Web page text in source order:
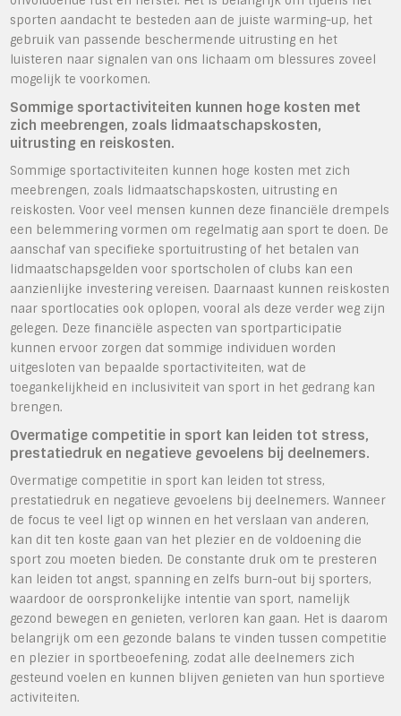
sporten aandacht te besteden aan de juiste warming-up, het
gebruik van passende beschermende uitrusting en het
luisteren naar signalen van ons lichaam om blessures zoveel
mogelijk te voorkomen.
Sommige sportactiviteiten kunnen hoge kosten met
zich meebrengen, zoals lidmaatschapskosten,
uitrusting en reiskosten.
Sommige sportactiviteiten kunnen hoge kosten met zich
meebrengen, zoals lidmaatschapskosten, uitrusting en
reiskosten. Voor veel mensen kunnen deze financiële drempels
een belemmering vormen om regelmatig aan sport te doen. De
aanschaf van specifieke sportuitrusting of het betalen van
lidmaatschapsgelden voor sportscholen of clubs kan een
aanzienlijke investering vereisen. Daarnaast kunnen reiskosten
naar sportlocaties ook oplopen, vooral als deze verder weg zijn
gelegen. Deze financiële aspecten van sportparticipatie
kunnen ervoor zorgen dat sommige individuen worden
uitgesloten van bepaalde sportactiviteiten, wat de
toegankelijkheid en inclusiviteit van sport in het gedrang kan
brengen.
Overmatige competitie in sport kan leiden tot stress,
prestatiedruk en negatieve gevoelens bij deelnemers.
Overmatige competitie in sport kan leiden tot stress,
prestatiedruk en negatieve gevoelens bij deelnemers. Wanneer
de focus te veel ligt op winnen en het verslaan van anderen,
kan dit ten koste gaan van het plezier en de voldoening die
sport zou moeten bieden. De constante druk om te presteren
kan leiden tot angst, spanning en zelfs burn-out bij sporters,
waardoor de oorspronkelijke intentie van sport, namelijk
gezond bewegen en genieten, verloren kan gaan. Het is daarom
belangrijk om een gezonde balans te vinden tussen competitie
en plezier in sportbeoefening, zodat alle deelnemers zich
gesteund voelen en kunnen blijven genieten van hun sportieve
activiteiten.